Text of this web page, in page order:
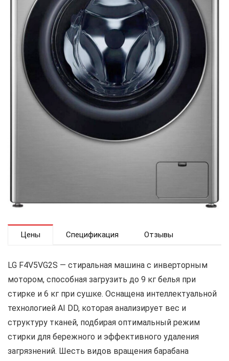
Цены Спецификация Отзывы
LG F4V5VG2S — стиральная машина с инверторным
мотором, способная загрузить до 9 кг белья при
стирке и 6 кг при сушке. Оснащена интеллектуальной
технологией AI DD, которая анализирует вес и
структуру тканей, подбирая оптимальный режим
стирки для бережного и эффективного удаления
загрязнений. Шесть видов вращения барабана